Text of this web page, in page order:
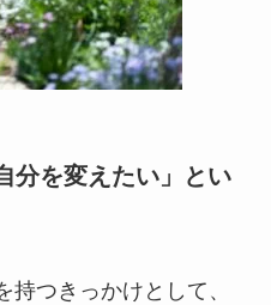
分を変えたい」とい
つきっかけとして、